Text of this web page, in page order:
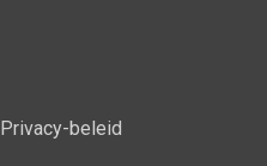
Privacy-beleid